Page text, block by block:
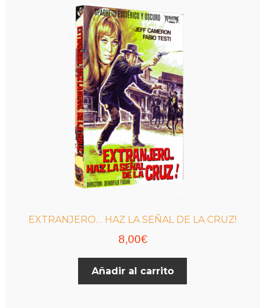
EXTRANJERO… HAZ LA SEÑAL DE LA CRUZ!
8,00€
Añadir al carrito